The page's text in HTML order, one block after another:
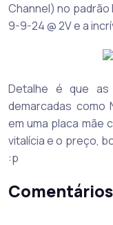
Channel) no padrão
9-9-24 @ 2V e a
Detalhe é que as
demarcadas como
em uma placa mãe
vitalícia e o preço,
:p
Comentários